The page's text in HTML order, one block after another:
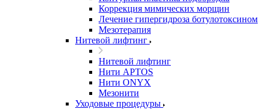
Коррекция мимических морщин
Лечение гипергидроза ботулотоксином
Мезотерапия
Нитевой лифтинг
Нитевой лифтинг
Нити APTOS
Нити ONYX
Мезонити
Уходовые процедуры